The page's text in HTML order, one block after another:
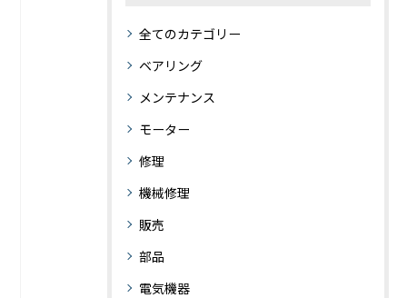
全てのカテゴリー
ベアリング
メンテナンス
モーター
修理
機械修理
販売
部品
電気機器